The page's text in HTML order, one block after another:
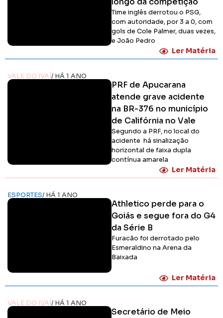
Time inglês derrotou o PSG,
com autoridade, por 3 a 0, com
gols de Cole Palmer, duas vezes,
e João Pedro
Ler Matéria
VALE DO IVAÍ/ HÁ 1 ANO
PRF de Apucarana
atende grave acidente
na BR-376 no município
de Califórnia no Vale
Segundo a PRF, no local do
acidente há sinalização
horizontal de faixa dupla
contínua amarela
Ler Matéria
ESPORTES/ HÁ 1 ANO
Athletico perde para o
Goiás e segue fora do G4
da Série B
Furacão foi derrotado pelo
Esmeraldino na Arena da
Baixada
Ler Matéria
VALE DO IVAÍ/ HÁ 1 ANO
Secretário de Meio